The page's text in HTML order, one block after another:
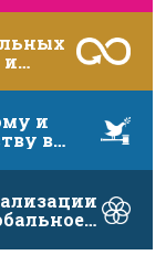
и
и
в